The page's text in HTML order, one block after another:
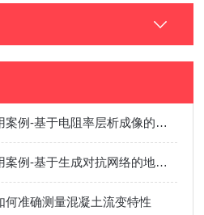
电阻层析成像模块应用案例-基于电阻率层析成像的三维旋喷灌注加固形态监测
电阻层析成像模块应用案例-基于生成对抗网络的地铁盾构超前探测方法研究
何准确测量混凝土流变特性